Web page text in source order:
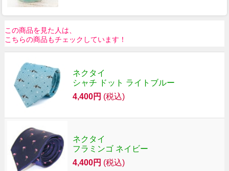
この商品を見た人は、
こちらの商品もチェックしています！
ネクタイ
シャチ ドット ライトブルー
4,400円 (税込)
ネクタイ
フラミンゴ ネイビー
4,400円 (税込)